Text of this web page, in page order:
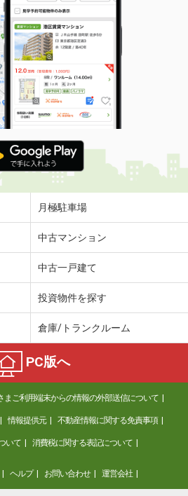
月極駐車場
中古マンション
中古一戸建て
投資物件を探す
倉庫/トランクルーム
PC版へ
まご利用端末からの情報の外部送信について
情報提供元 不動産情報に関する免責事項
いて 消費税に関する表記について
ヘルプ お問い合わせ 運営会社